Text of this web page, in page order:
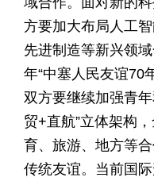
方要加大布局人工
先进制造等新兴领
年“中塞人民友谊70
双方要继续加强青
贸+直航”立体架构
育、旅游、地方等
传统友谊。当前国